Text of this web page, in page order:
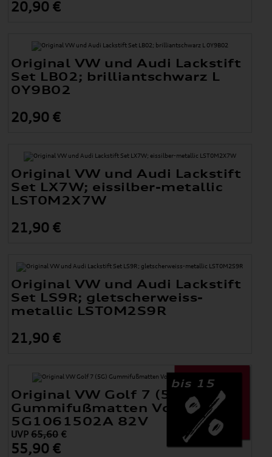
20,90 €
Original VW und Audi Lackstift
Set LB02; brilliantschwarz L
0Y9B02
20,90 €
Original VW und Audi Lackstift
Set LX7W; eissilber-metallic
LST0M2X7W
21,90 €
Original VW und Audi Lackstift
Set LS9R; gletscherweiss-
metallic LST0M2S9R
21,90 €
bis 15
Original VW Golf 7 (5G)
Gummifußmatten Vorne
5G1061502A 82V
UVP65,60 €
55,90 €